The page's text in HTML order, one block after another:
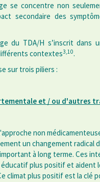
se concentre non
secondaire des
du TDA/H s’inscrit dans
contextes3,10.
sur trois piliers :
et / ou d'autres
non
un changement radical
à long terme. Ces
plus positif et aident
climat plus positif est la clé